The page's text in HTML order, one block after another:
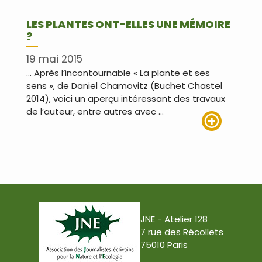
LES PLANTES ONT-ELLES UNE MÉMOIRE
?
19 mai 2015
… Après l’incontournable « La plante et ses
sens », de Daniel Chamovitz (Buchet Chastel
2014), voici un aperçu intéressant des travaux
de l’auteur, entre autres avec …
JNE - Atelier 128
7 rue des Récollets
75010 Paris